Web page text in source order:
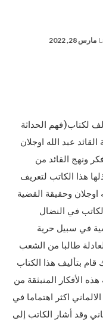
مارس 28, 2022
لكتاب(فهم الحداثة
عبد الله اوجلان
ونهج القائد من
هذا الكاتب لتعريف
اوجلان وحقيقة القضية
في النضال
في سبيل حرية
طالبا من الشعب
قام بتأليف هذا الكتاب
الأفكار المنبثقة من
اكثر اهتماما في
وقد أشار الكاتب إلى